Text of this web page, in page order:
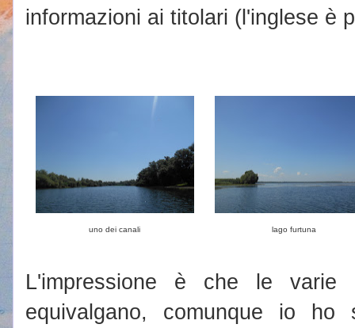
informazioni ai titolari (l'inglese è
uno dei canali lago furtuna
L'impressione è che le
equivalgano, comunque io